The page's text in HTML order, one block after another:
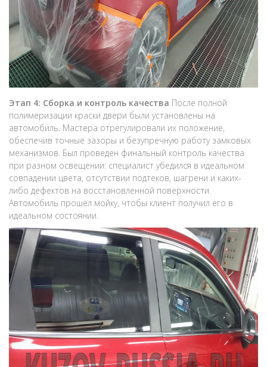
Этап 4: Сборка и контроль качества После полной
полимеризации краски двери были установлены на
автомобиль. Мастера отрегулировали их положение,
обеспечив точные зазоры и безупречную работу замковых
механизмов. Был проведен финальный контроль качества
при разном освещении: специалист убедился в идеальном
совпадении цвета, отсутствии подтеков, шагрени и каких-
либо дефектов на восстановленной поверхности.
Автомобиль прошел мойку, чтобы клиент получил его в
идеальном состоянии.